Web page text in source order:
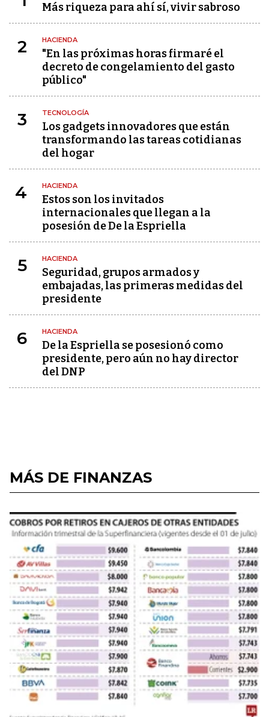
Más riqueza para ahí sí, vivir sabroso
2 HACIENDA
"En las próximas horas firmaré el
decreto de congelamiento del gasto
público"
3 TECNOLOGÍA
Los gadgets innovadores que están
transformando las tareas cotidianas
del hogar
4 HACIENDA
Estos son los invitados
internacionales que llegan a la
posesión de De la Espriella
5 HACIENDA
Seguridad, grupos armados y
embajadas, las primeras medidas del
presidente
6 HACIENDA
De la Espriella se posesionó como
presidente, pero aún no hay director
del DNP
MÁS DE FINANZAS